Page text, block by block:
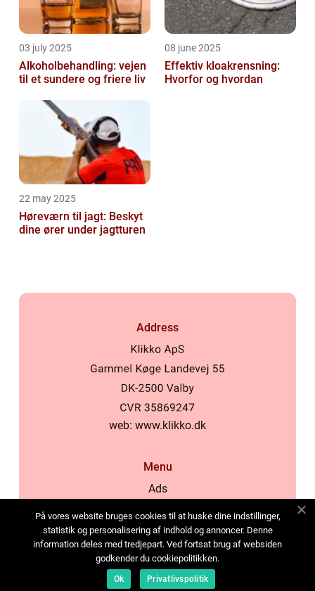
03 july 2025
Alkoholbehandling: vejen
til et sundere og friere liv
08 june 2025
Effektiv kloakrensning:
Hvorfor og hvordan
22 may 2025
Høreværn til jagt: Beskyt
dine ører under jagtturen
Address
web: www.klikko.dk
Menu
Ads
Cookies
Contact
Sitemap
På vores website bruges cookies til at huske dine indstillinger,
statistik og personalisering af indhold og annoncer. Denne
information deles med tredjepart. Ved fortsat brug af websiden
godkender du cookiepolitikken.
Ok Privatlivspolitik